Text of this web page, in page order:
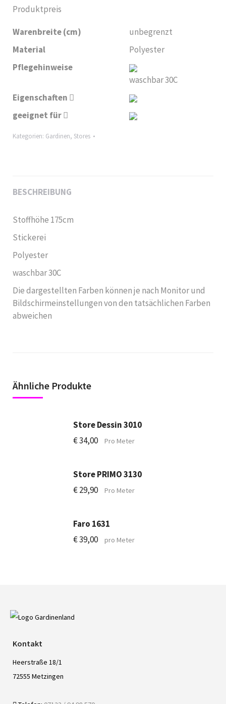
Produktpreis
Warenbreite (cm)
unbegrenzt
Material
Polyester
Pflegehinweise
waschbar 30C
Eigenschaften
geeignet für
Kategorien: Gardinen, Stores
BESCHREIBUNG
Stoffhöhe 175cm
Stickerei
Polyester
waschbar 30C
Die dargestellten Farben können je nach Monitor und
Bildschirmeinstellungen von den tatsächlichen Farben
abweichen
Ähnliche Produkte
Store Dessin 3010
€34,00 Pro Meter
Store PRIMO 3130
€29,90 Pro Meter
Faro 1631
€39,00 pro Meter
Kontakt
Heerstraße 18/1
72555 Metzingen